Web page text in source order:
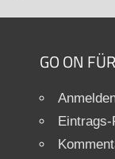
GO ON
Eintrags-